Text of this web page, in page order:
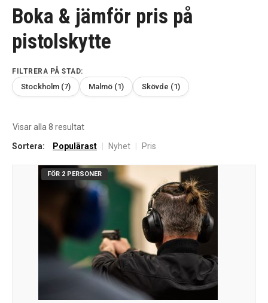
Boka & jämför pris på
pistolskytte
FILTRERA PÅ STAD:
Stockholm (7) Malmö (1) Skövde (1)
Visar alla 8 resultatSortera
senaste
Sortera: Populärast Nyhet Pris
FÖR 2 PERSONER